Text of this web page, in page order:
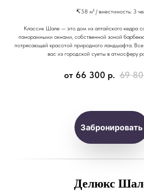
↸58 м² / вместимость: 3
Классик Шале — это дом из алтайского кедра
панорамными окнами, собственной зоной
потрясающей красотой природного ландшафта.
вас из городской суеты в атмосферу
от 66 300 р. 69
Забронировать
Делюкс